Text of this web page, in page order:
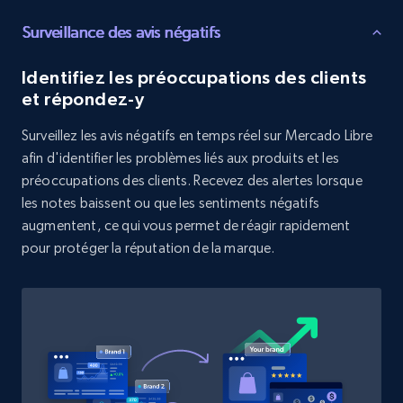
Target - Discover products by category url
URL, Product id, Title, Product description,
Rating, Reviews count, Initial price, Discount,
and more.
1.3K+ 175+ Commencer
Target - Discover products by specified
Rating, Reviews count, Initial price, Discount,
1.3K+ 175+ Commencer
Surveillance des avis négatifs
Identifiez les préoccupations des clients
et répondez-y
Surveillez les avis négatifs en temps réel sur Mercado Libre
afin d'identifier les problèmes liés aux produits et les
préoccupations des clients. Recevez des alertes lorsque
les notes baissent ou que les sentiments négatifs
augmentent, ce qui vous permet de réagir rapidement
pour protéger la réputation de la marque.